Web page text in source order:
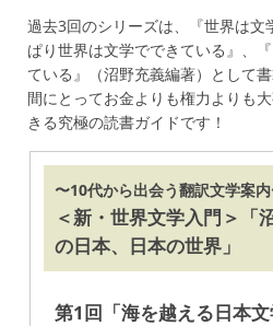
過去3回のシリーズは、『世界は文
ぱり世界は文学でできている』、
ている』（沼野充義編著）として
間にとってお金よりも権力よりも
きる究極の読書ガイドです！
〜10代から出会う翻訳文学案
＜新・世界文学入門＞「
の日本、日本の世界」
第1回「海を越える日